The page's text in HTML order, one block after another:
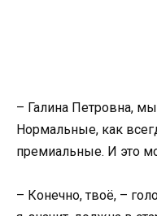
– Галина Петровна,
Нормальные, как
премиальные. И это
– Конечно, твоё, –